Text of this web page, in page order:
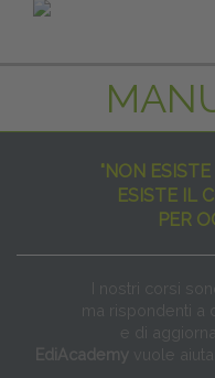
"NON
ESISTE IL
PER
I nostri corsi
ma rispondenti a
e di
EdiAcademy vuole